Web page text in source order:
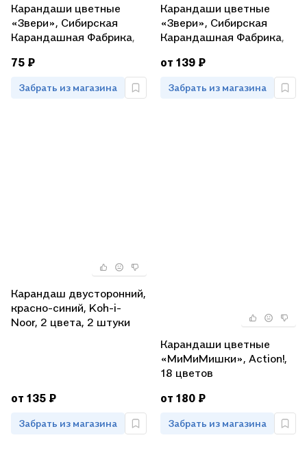
Карандаши цветные
«Звери», Сибирская
Карандашная Фабрика, 6
75 ₽
Забрать из магазина
Карандаши цветные
«Звери», Сибирская
Карандашная Фабрика,
от 139 ₽
Забрать из магазина
Карандаш двусторонний,
красно-синий, Koh-i-
Noor, 2 цвета, 2 штуки
от 135 ₽
Забрать из магазина
Карандаши цветные
«МиМиМишки», Action!,
18 цветов
от 180 ₽
Забрать из магазина